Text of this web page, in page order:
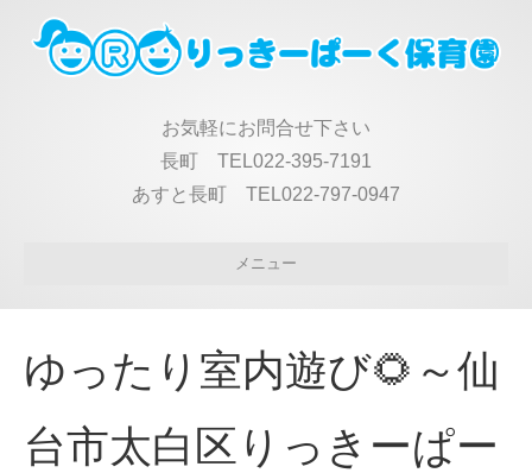
お気軽にお問合せ下さい
長町 TEL022-395-7191
あすと長町 TEL022-797-0947
メニュー
ゆったり室内遊び🌻～仙
台市太白区りっきーぱー